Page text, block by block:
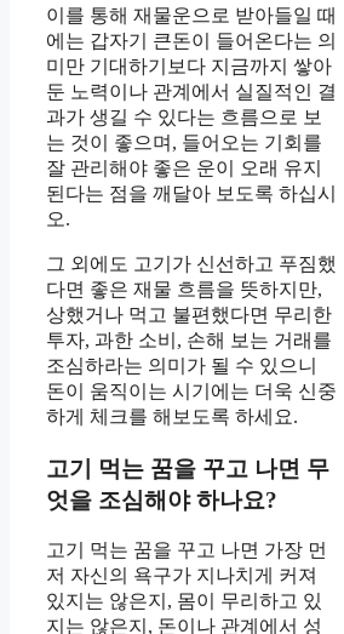
이를 통해 재물운으로 받아들일 때
에는 갑자기 큰돈이 들어온다는 의
미만 기대하기보다 지금까지 쌓아
둔 노력이나 관계에서 실질적인 결
과가 생길 수 있다는 흐름으로 보
는 것이 좋으며, 들어오는 기회를
잘 관리해야 좋은 운이 오래 유지
된다는 점을 깨달아 보도록 하십시
오.
그 외에도 고기가 신선하고 푸짐했
다면 좋은 재물 흐름을 뜻하지만,
상했거나 먹고 불편했다면 무리한
투자, 과한 소비, 손해 보는 거래를
조심하라는 의미가 될 수 있으니
돈이 움직이는 시기에는 더욱 신중
하게 체크를 해보도록 하세요.
고기 먹는 꿈을 꾸고 나면 무
엇을 조심해야 하나요?
고기 먹는 꿈을 꾸고 나면 가장 먼
저 자신의 욕구가 지나치게 커져
있지는 않은지, 몸이 무리하고 있
지는 않은지, 돈이나 관계에서 성